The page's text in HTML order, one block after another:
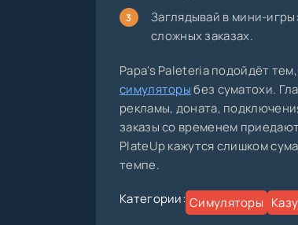
Заглядывай в мини-
сложных заказах.
Papa's Paleteria подойдёт
симуляторыбез суматохи.
рекламы, доната,
заказы со временем
PlateUp кажутся слишком
темпе.
Категории: Симуляторы